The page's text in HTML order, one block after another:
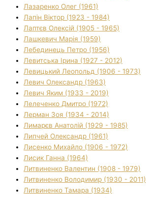
Лазаренко Олег (1961)
Лапін Віктор (1923 - 1984)
Лаптєв Олексій (1905 - 1965)
Лашкевич Марія (1959)
Лебединець Петро (1956)
Левитська Ірина (1927 - 2012)
Левицький Леопольд (1906 - 1973)
Левич Олександр (1963)
Левич Яким (1933 - 2019)
Лелеченко Дмитро (1972)
Лерман Зоя (1934 - 2014)
Лимарєв Анатолій (1929 - 1985)
Липчей Олександр (1961)
Лисенко Михайло (1906 - 1972)
Лисик Ганна (1964)
Литвиненко Валентин (1908 - 1979)
Литвиненко Володимир (1930 - 2011)
Литвиненко Тамара (1934)